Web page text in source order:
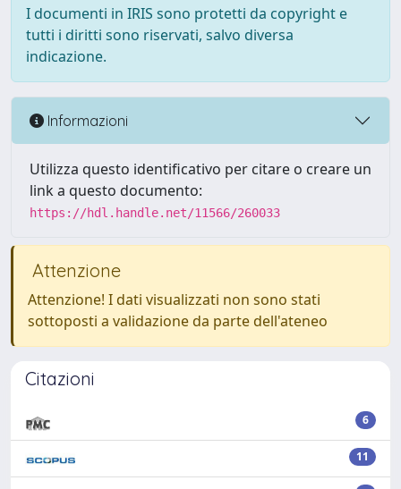
I documenti in IRIS sono protetti da copyright e
tutti i diritti sono riservati, salvo diversa
indicazione.
Informazioni
Utilizza questo identificativo per citare o creare un
link a questo documento:
https://hdl.handle.net/11566/260033
Attenzione
Attenzione! I dati visualizzati non sono stati
sottoposti a validazione da parte dell'ateneo
Citazioni
6
11